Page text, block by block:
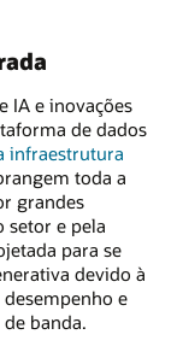
IA e inovações
de dados
infraestrutura
toda a
grandes
setor e pela
para se
devido à
e
banda.